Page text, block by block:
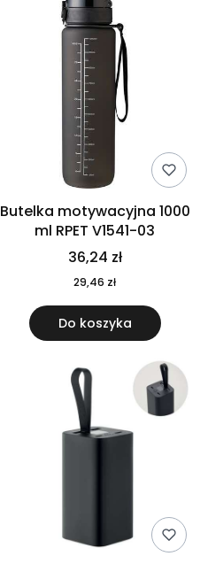
Butelka motywacyjna 1000
ml RPET V1541-03
36,24 zł
29,46 zł
Do koszyka